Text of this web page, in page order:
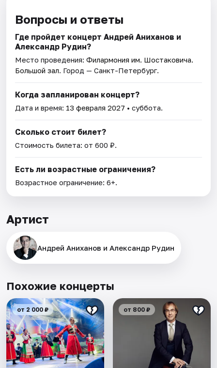
Вопросы и ответы
Где пройдет концерт Андрей Аниханов и
Александр Рудин?
Место проведения:Филармония им. Шостаковича.
Большой зал. Город — Санкт-Петербург.
Когда запланирован концерт?
Дата и время: 13 февраля 2027 • суббота.
Сколько стоит билет?
Стоимость билета: от 600 ₽.
Есть ли возрастные ограничения?
Возрастное ограничение: 6+.
Артист
Андрей Аниханов и Александр Рудин
Похожие концерты
от 2 000 ₽ от 800 ₽